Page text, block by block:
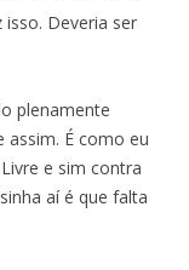
Deveria ser
plenamente
assim. É como eu
e sim contra
aí é que falta